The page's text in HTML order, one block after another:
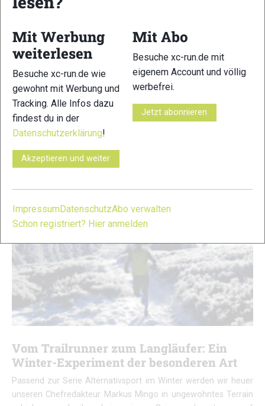
VOM TRAILRUNNER ZUM LANGLÄUFER IN 90
TAGEN
Vom Trailrunner zum Langläufer: Ein
Winter-Experiment der besonderen Art
Passend zur Serie Alternativsport im Winter werden wir heuer
unseren Chefredakteur Markus Mingo in ungewohntes Terrain
Mit Werbung
weiterlesen
Besuche xc-run.de wie
gewohnt mit Werbung und
Tracking. Alle Infos dazu
findest du in der
Datenschutzerklärung!
Akzeptieren und weiter
Mit Abo
Besuche xc-run.de mit
eigenem Account und völlig
werbefrei.
Jetzt abonnieren
Impressum DatenschutzAbo verwalten
Schon registriert? Hier anmelden